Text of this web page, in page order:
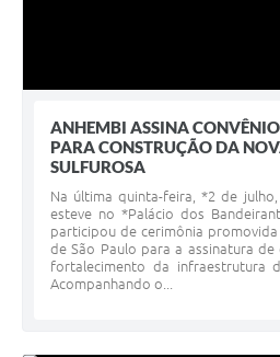
ANHEMBI ASSINA CONVÊNIO
PARA CONSTRUÇÃO DA
SULFUROSA
Na última quinta-feira, *2 de
esteve no *Palácio dos
participou de cerimônia
de São Paulo para a assinatura
fortalecimento da infraestrutura
Acompanhando o...